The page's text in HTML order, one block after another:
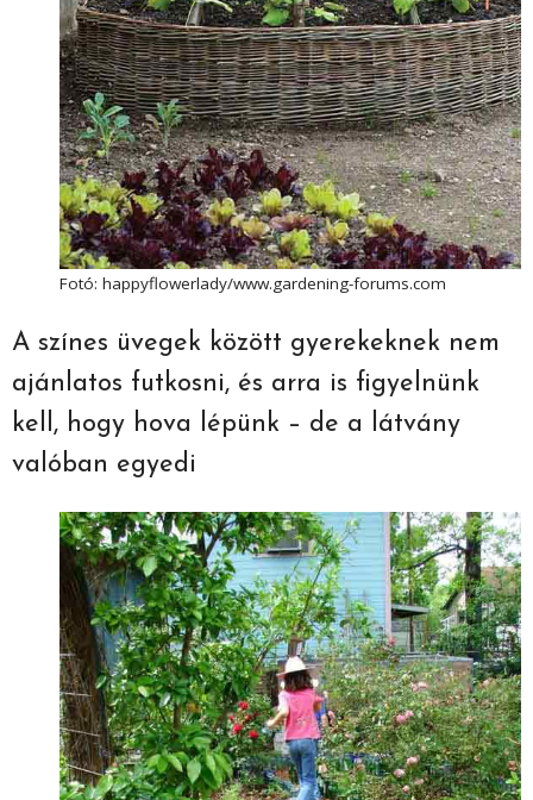
Fotó: happyflowerlady/www.gardening-forums.com
A színes üvegek között gyerekeknek nem
ajánlatos futkosni, és arra is figyelnünk
kell, hogy hova lépünk – de a látvány
valóban egyedi